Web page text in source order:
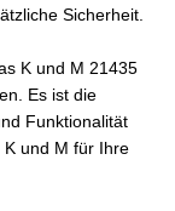
Sicherheit.
K und M 21435
Es ist die
Funktionalität
K und M für Ihre